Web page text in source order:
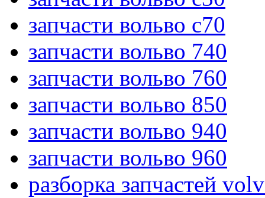
запчасти вольво c70
запчасти вольво 740
запчасти вольво 760
запчасти вольво 850
запчасти вольво 940
запчасти вольво 960
разборка запчастей